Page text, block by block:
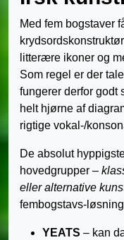
Med fem bogstaver
litterære ikoner og
Som regel er der
fungerer derfor godt
helt hjørne af
rigtige vokal-/
De absolut
hovedgrupper –
eller alternative
fembogstavs-
YEATS – kan